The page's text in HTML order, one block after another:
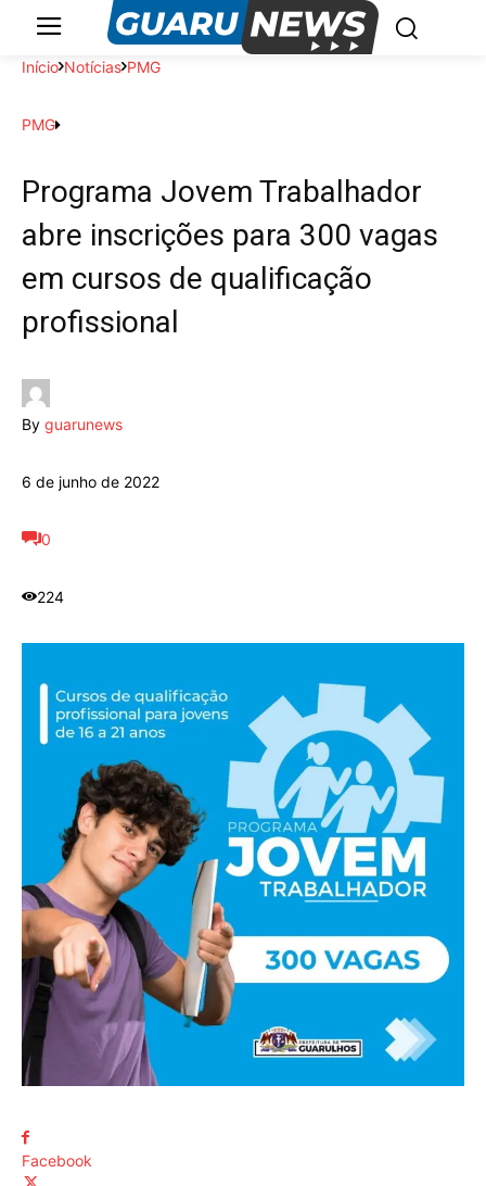
Início Notícias PMG
PMG
Programa Jovem Trabalhador
abre inscrições para 300 vagas
em cursos de qualificação
profissional
By guarunews
6 de junho de 2022
0
224
Facebook